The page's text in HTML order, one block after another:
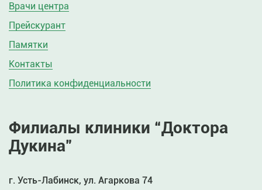
Врачи центра
Прейскурант
Памятки
Контакты
Политика конфиденциальности
Филиалы клиники “Доктора
Дукина”
г. Усть-Лабинск, ул. Агаркова 74